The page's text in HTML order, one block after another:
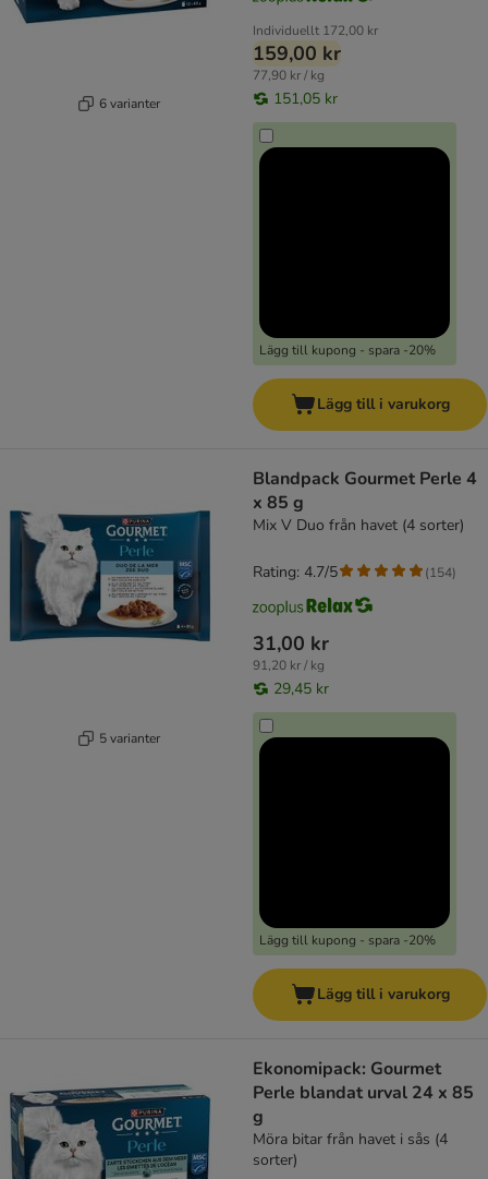
6 varianter
Individuellt 172,00 kr
159,00 kr
77,90 kr / kg
151,05 kr
Lägg till kupong - spara -20%
Lägg till i varukorg
5 varianter
Blandpack Gourmet Perle 4
x 85 g
Mix V Duo från havet (4 sorter)
31,00 kr
91,20 kr / kg
29,45 kr
Lägg till kupong - spara -20%
Rating: 4.7/5 (154)
Lägg till i varukorg
Ekonomipack: Gourmet
Perle blandat urval 24 x 85
g
Möra bitar från havet i sås (4
sorter)